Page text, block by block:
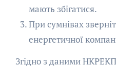
мають збігатися.
При сумнівах
енергетичної
Згідно з даними